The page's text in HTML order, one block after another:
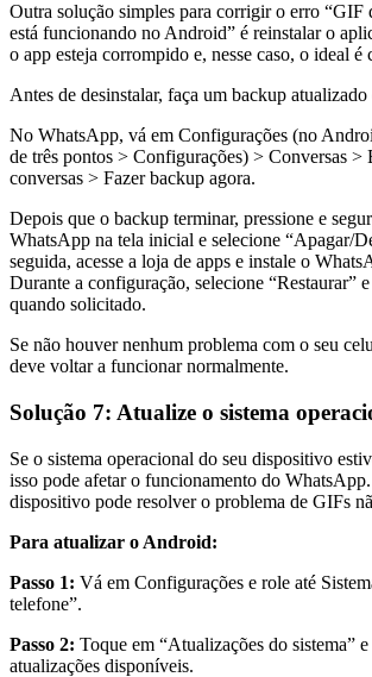
Outra solução simples para corrigir o erro “GIF
está funcionando no Android” é reinstalar o
o app esteja corrompido e, nesse caso, o ideal é
Antes de desinstalar, faça um backup
No WhatsApp, vá em Configurações (no
de três pontos > Configurações) > Conversas >
conversas > Fazer backup agora.
Depois que o backup terminar, pressione e
WhatsApp na tela inicial e selecione “Apagar/
seguida, acesse a loja de apps e instale o
Durante a configuração, selecione “Restaurar”
quando solicitado.
Se não houver nenhum problema com o seu
deve voltar a funcionar normalmente.
Solução 7: Atualize o sistema
Se o sistema operacional do seu dispositivo
isso pode afetar o funcionamento do
dispositivo pode resolver o problema de GIFs
Para atualizar o Android:
Passo 1: Vá em Configurações e role até
telefone”.
Passo 2: Toque em “Atualizações do sistema”
atualizações disponíveis.